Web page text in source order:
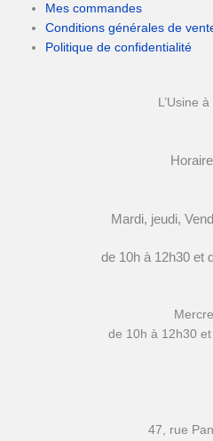
Mes commandes
Conditions générales de
Politique de confidentialité
L’Usine
Mardi, jeudi,
de 10h à 12h30 et
de 10h à 12h30
47, rue